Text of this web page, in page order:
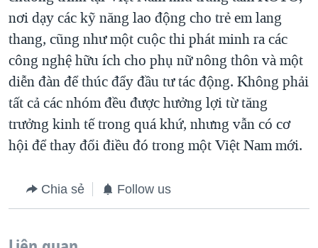
nơi dạy các kỹ năng lao động cho trẻ em lang
thang, cũng như một cuộc thi phát minh ra các
công nghệ hữu ích cho phụ nữ nông thôn và một
diễn đàn để thúc đẩy đầu tư tác động. Không phải
tất cả các nhóm đều được hưởng lợi từ tăng
trưởng kinh tế trong quá khứ, nhưng vẫn có cơ
hội để thay đổi điều đó trong một Việt Nam mới.
Chia sẻ Follow us